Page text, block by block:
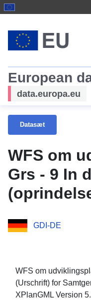
European
data.europa.eu
Datasæt
WFS om
Grs - 9 In
GDI-DE
WFS om
(Urschrift) for
XPlanGML Version